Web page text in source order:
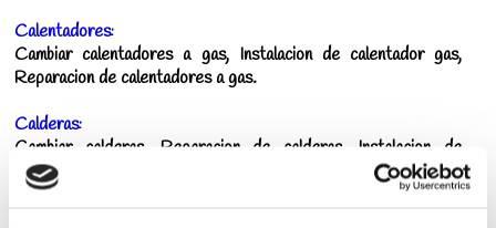
Calentadores:
Cambiar calentadores a gas, Instalacion de calentador gas,
Reparacion de calentadores a gas.
Calderas:
Cambiar calderas, Reparacion de calderas, Instalacion de
calderas.